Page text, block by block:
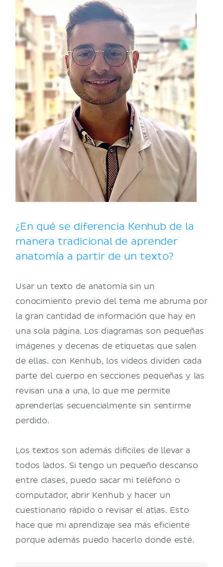
¿En qué se diferencia Kenhub de la
manera tradicional de aprender
anatomía a partir de un texto?
Usar un texto de anatomía sin un
conocimiento previo del tema me abruma por
la gran cantidad de información que hay en
una sola página. Los diagramas son pequeñas
imágenes y decenas de etiquetas que salen
de ellas. con Kenhub, los videos dividen cada
parte del cuerpo en secciones pequeñas y las
revisan una a una, lo que me permite
aprenderlas secuencialmente sin sentirme
perdido.
Los textos son además difíciles de llevar a
todos lados. Si tengo un pequeño descanso
entre clases, puedo sacar mi teléfono o
computador, abrir Kenhub y hacer un
cuestionario rápido o revisar el atlas. Esto
hace que mi aprendizaje sea más eficiente
porque además puedo hacerlo donde esté.